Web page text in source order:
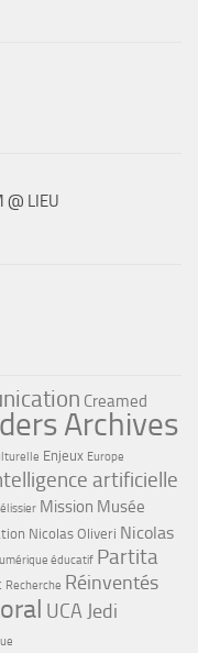
@ LIEU
Creamed
Archives
Enjeux Europe
artificielle
Mission Musée
Nicolas Oliveri Nicolas
éducatif Partita
Recherche Réinventés
UCA Jedi